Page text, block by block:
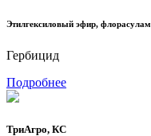
Этилгексиловый эфир, флорасулам
Гербицид
Подробнее
ТриАгро, КС